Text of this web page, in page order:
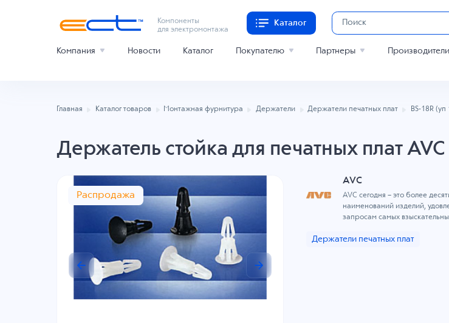
Компоненты
для электромонтажа
Каталог
Компания Новости Каталог Покупателю Партнеры Производители
Главная Каталог товаров Монтажная фурнитура Держатели Держатели печатных плат BS-18R
Держатель стойка для печатных плат
Распродажа
AVC
AVC сегодня – это более
наименований изделий,
запросам самых
Держатели печатных плат